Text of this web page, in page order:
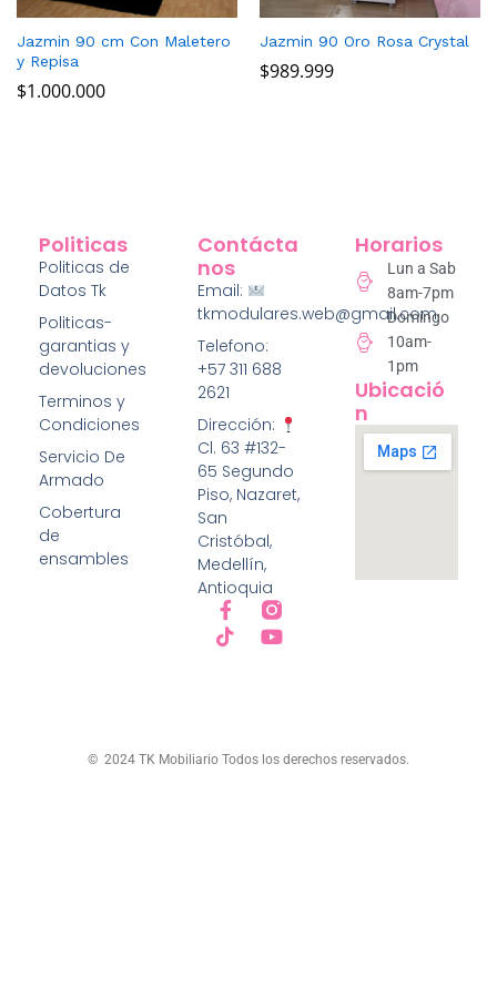
Jazmin 90 cm Con Maletero
y Repisa
$1.000.000
Jazmin 90 Oro Rosa Crystal
$989.999
Politicas
Politicas de
Datos Tk
Politicas-
garantias y
devoluciones
Terminos y
Condiciones
Servicio De
Armado
Cobertura
de
ensambles
Contácta
Nos
Email:
tkmodulares.web@gmail.com
Telefono:
+57 311 688
2621
Dirección:
Cl. 63 #132-
65 Segundo
Piso, Nazaret,
San
Cristóbal,
Medellín,
Antioquia
Horarios
Lun a Sab
8am-7pm
Domingo
10am-
1pm
Ubicació
N
© 2024 TK Mobiliario Todos los derechos reservados.